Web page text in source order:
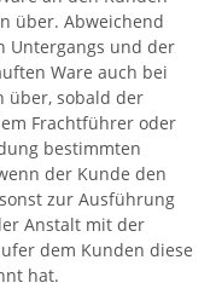
über. Abweichend
Untergangs und der
Ware auch bei
über, sobald der
Frachtführer oder
bestimmten
der Kunde den
zur Ausführung
Anstalt mit der
dem Kunden diese
hat.